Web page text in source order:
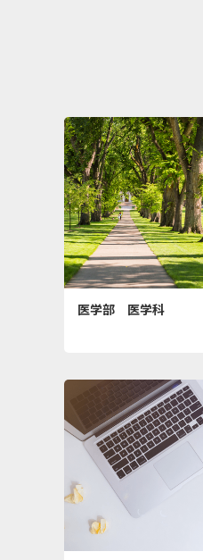
医学部 医学科